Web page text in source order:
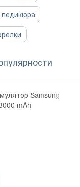
педикюра